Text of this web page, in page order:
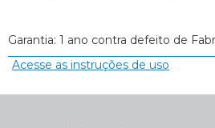
Garantia: 1 ano contra defeito de
Acesse as instruções de uso